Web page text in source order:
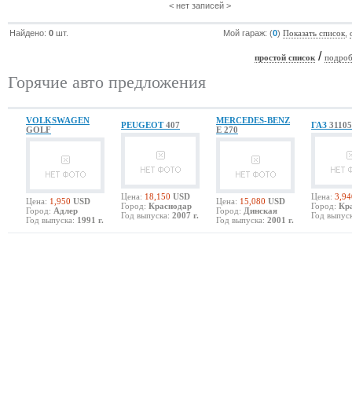
< нет записей >
Найдено:0 шт. Мой гараж: (0)Показать список ,
простой список /
Горячие авто предложения
VOLKSWAGEN
GOLF
Цена: 1,950 USD
Город: Адлер
Год выпуска: 1991 г.
PEUGEOT407
Цена: 18,150 USD
Город: Краснодар
Год выпуска: 2007 г.
MERCEDES-BENZ
E 270
Цена: 15,080 USD
Город: Динская
Год выпуска: 2001 г.
ГАЗ 31105
Цена:
Город:
Год